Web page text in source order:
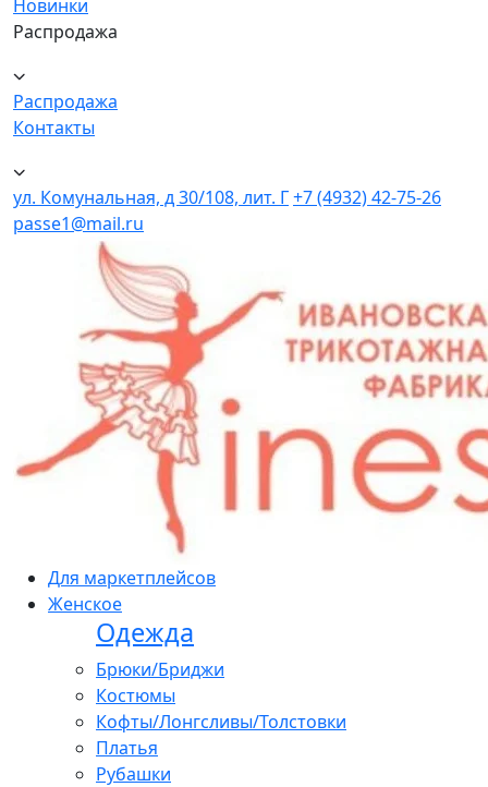
Новинки
Распродажа
Распродажа
Контакты
ул. Комунальная, д 30/108, лит. Г+7 (4932) 42-75-26
passe1@mail.ru
Для маркетплейсов
Женское
Одежда
Брюки/Бриджи
Костюмы
Кофты/Лонгсливы/Толстовки
Платья
Рубашки